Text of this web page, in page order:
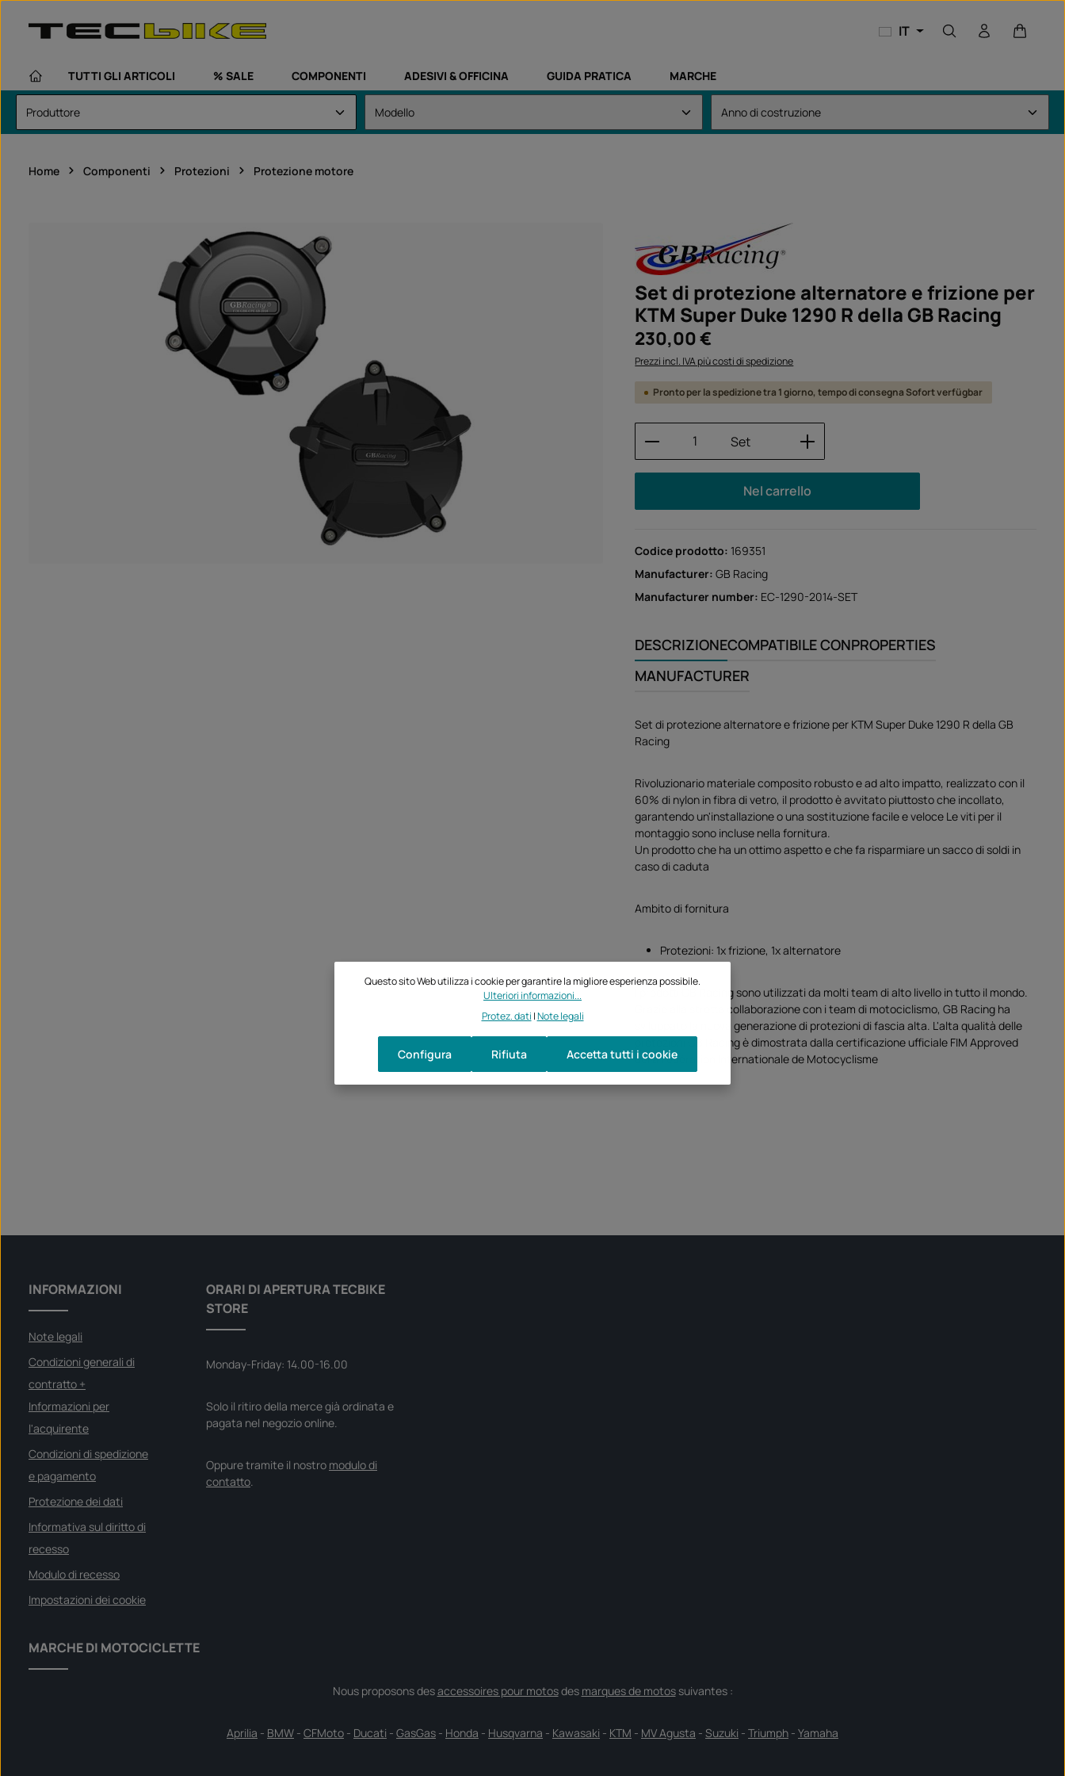
IT Il
TUTTI GLI ARTICOLI % SALE COMPONENTI ADESIVI & OFFICINA GUIDA PRATICA MARCHE
Home Componenti Protezioni Protezione motore
Set di protezione alternatore e frizione per
KTM Super Duke 1290 R della GB Racing
Prezzo normale:
230,00 €
Prezzi incl. IVA più costi di spedizione
Pronto per la spedizione tra 1 giorno, tempo di consegna Sofort verfügbar
Quantità del prodotto: inserisci la quantità
Set
Nel carrello
Codice prodotto: 169351
Manufacturer:GB Racing
Manufacturer number: EC-1290-2014-SET
DESCRIZIONECOMPATIBILE CONPROPERTIES
MANUFACTURER
Set di protezione alternatore e frizione per KTM Super Duke 1290 R della GB
Racing
Rivoluzionario materiale composito robusto e ad alto impatto, realizzato con il
60% di nylon in fibra di vetro, il prodotto è avvitato piuttosto che incollato,
garantendo un'installazione o una sostituzione facile e veloce Le viti per il
montaggio sono incluse nella fornitura.
Un prodotto che ha un ottimo aspetto e che fa risparmiare un sacco di soldi in
caso di caduta
Ambito di fornitura
Protezioni: 1x frizione, 1x alternatore
I prodotti GB Racing sono utilizzati da molti team di alto livello in tutto il mondo.
Grazie alla stretta collaborazione con i team di motociclismo, GB Racing ha
sviluppato la nuova generazione di protezioni di fascia alta. L'alta qualità delle
protezioni GB Racing è dimostrata dalla certificazione ufficiale FIM Approved
della Fédération Internationale de Motocyclisme
INFORMAZIONI
Note legali
Condizioni generali di
contratto +
Informazioni per
l'acquirente
Condizioni di spedizione
e pagamento
Protezione dei dati
Informativa sul diritto di
recesso
Modulo di recesso
Impostazioni dei cookie
ORARI DI APERTURA TECBIKE
STORE
Monday-Friday: 14.00-16.00
Solo il ritiro della merce già ordinata e
pagata nel negozio online.
Oppure tramite il nostro modulo di
contatto.
MARCHE DI MOTOCICLETTE
Nous proposons desaccessoires pour motosdes marques de motossuivantes :
Aprilia - BMW - CFMoto - Ducati - GasGas - Honda - Husqvarna - Kawasaki - KTM - MV Agusta - Suzuki - Triumph - Yamaha
Questo sito Web utilizza i cookie per garantire la migliore esperienza possibile.
Ulteriori informazioni...
Protez. dati |Note legali
Rifiuta
Configura Accetta tutti i cookie